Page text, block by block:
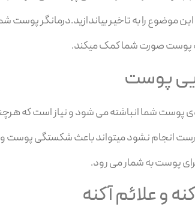
موضوع را به تاخیر بیاندازید.درمانگر
پوست صورت شما کمک میکند.
پوست
پوست شما انباشته می شود و نیاز است که
انجام نشود میتواند باعث شکستگی
پوست به شمار می رود.
و علائم آکنه